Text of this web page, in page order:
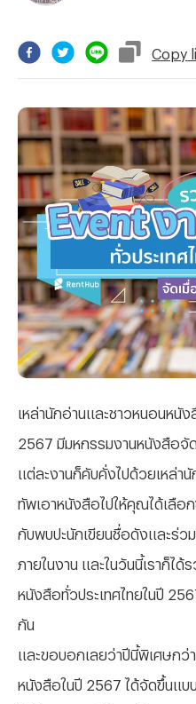
Copy
เหล่านักอ่านและชาวหนอนหนัง
2567 มีมหกรรมงานหนังสือจั
แต่ละงานก็คับคั่งไปด้วยเหล่า
ทัพเอาหนังสือไปให้คุณได้เลือ
กับพบปะนักเขียนชื่อดังและร่ว
ภายในงาน และในวันนี้เราก็ไ
หนังสือทั่วประเทศไทยในปี
กัน
และขอบอกเลยว่าปีนี้พิเศษกว่
หนังสือในปี 2567 ได้จัดขึ้นแ